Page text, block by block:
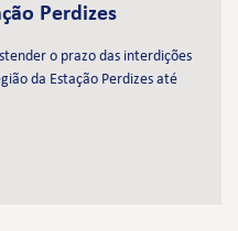
Perdizes
o prazo das interdições
da Estação Perdizes até